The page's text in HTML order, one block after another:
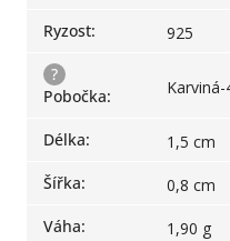
Ryzost:
925
?
Pobočka: Karviná-
Délka:
1,5 cm
Šířka:
0,8 cm
Váha:
1,90 g